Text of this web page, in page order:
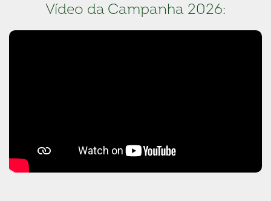
Vídeo da Campanha 2026: